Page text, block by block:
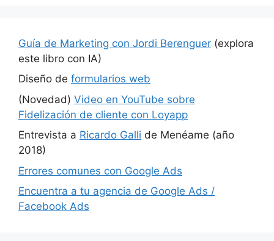
Guía de Marketing con Jordi Berenguer (explora
este libro con IA)
Diseño de formularios web
(Novedad) Video en YouTube sobre
Fidelización de cliente con Loyapp
Entrevista a Ricardo Galli de Menéame (año
2018)
Errores comunes con Google Ads
Encuentra a tu agencia de Google Ads /
Facebook Ads